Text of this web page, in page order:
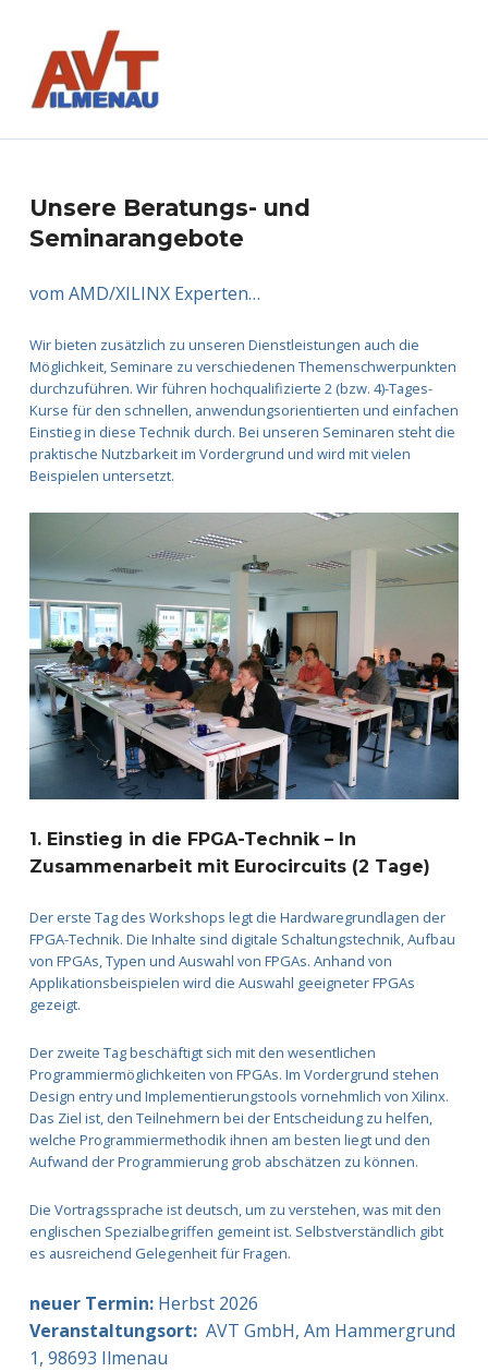
B
e
r
a
t
u
n
g
/
S
e
m
i
n
a
r
e
Unsere Beratungs- und
Seminarangebote
vom AMD/XILINX Experten…
Wir bieten zusätzlich zu unseren Dienstleistungen auch die
Möglichkeit, Seminare zu verschiedenen Themenschwerpunkten
durchzuführen. Wir führen hochqualifizierte 2 (bzw. 4)-Tages-
Kurse für den schnellen, anwendungsorientierten und einfachen
Einstieg in diese Technik durch. Bei unseren Seminaren steht die
praktische Nutzbarkeit im Vordergrund und wird mit vielen
Beispielen untersetzt.
1. Einstieg in die FPGA-Technik – In
Zusammenarbeit mit Eurocircuits (2 Tage)
Der erste Tag des Workshops legt die Hardwaregrundlagen der
FPGA-Technik. Die Inhalte sind digitale Schaltungstechnik, Aufbau
von FPGAs, Typen und Auswahl von FPGAs. Anhand von
Applikationsbeispielen wird die Auswahl geeigneter FPGAs
gezeigt.
Der zweite Tag beschäftigt sich mit den wesentlichen
Programmiermöglichkeiten von FPGAs. Im Vordergrund stehen
Design entry und Implementierungstools vornehmlich von Xilinx.
Das Ziel ist, den Teilnehmern bei der Entscheidung zu helfen,
welche Programmiermethodik ihnen am besten liegt und den
Aufwand der Programmierung grob abschätzen zu können.
Die Vortragssprache ist deutsch, um zu verstehen, was mit den
englischen Spezialbegriffen gemeint ist. Selbstverständlich gibt
es ausreichend Gelegenheit für Fragen.
neuer Termin:Herbst 2026
Veranstaltungsort:AVT GmbH, Am Hammergrund
1, 98693 Ilmenau